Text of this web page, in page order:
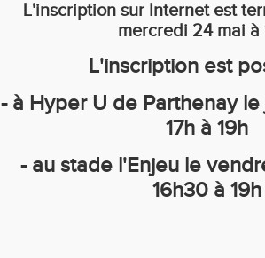
L'inscription sur Internet est
mercredi 24 mai à
L'inscription est
- à Hyper U de Parthenay
17h à 19h
- au stade l'Enjeu le
16h30 à 19h